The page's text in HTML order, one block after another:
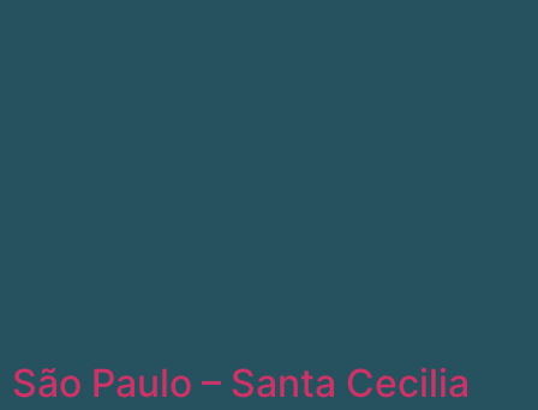
São Paulo – Santa Cecilia